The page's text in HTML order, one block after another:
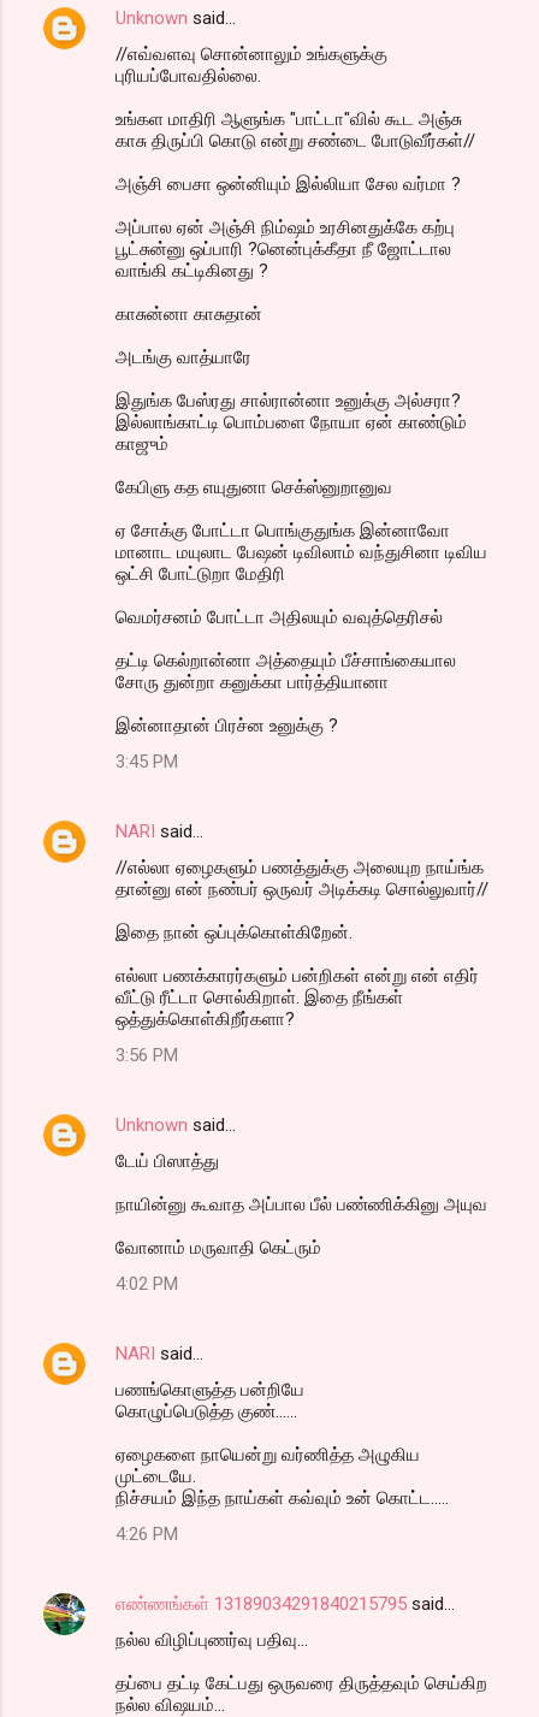
Unknown said…
//எவ்வளவு சொன்னாலும் உங்களுக்கு
புரியப்போவதில்லை.
உங்கள மாதிரி ஆளுங்க "பாட்டா"வில் கூட அஞ்சு
காசு திருப்பி கொடு என்று சண்டை போடுவீர்கள்//
அஞ்சி பைசா ஒன்னியும் இல்லியா சேல வர்மா ?
அப்பால ஏன் அஞ்சி நிம்ஷம் உரசினதுக்கே கற்பு
பூட்சுன்னு ஒப்பாரி ?னென்புக்கீதா நீ ஜோட்டால
வாங்கி கட்டிகினது ?
காசுன்னா காசுதான்
அடங்கு வாத்யாரே
இதுங்க பேஸ்ரது சால்ரான்னா உனுக்கு அல்சரா?
இல்லாங்காட்டி பொம்பளை நோயா ஏன் காண்டும்
காஜும்
கேபிளு கத எயுதுனா செக்ஸ்னுறானுவ
ஏ சோக்கு போட்டா பொங்குதுங்க இன்னாவோ
மானாட மயுலாட பேஷன் டிவிலாம் வந்துசினா டிவிய
ஒட்சி போட்டுறா மேதிரி
வெமர்சனம் போட்டா அதிலயும் வவுத்தெரிசல்
தட்டி கெல்றான்னா அத்தையும் பீச்சாங்கையால
சோரு துன்றா கனுக்கா பார்த்தியானா
இன்னாதான் பிரச்ன உனுக்கு ?
3:45 PM
NARI said…
//எல்லா ஏழைகளும் பணத்துக்கு அலையுற நாய்ங்க
தான்னு என் நண்பர் ஒருவர் அடிக்கடி சொல்லுவார்//
இதை நான் ஒப்புக்கொள்கிறேன்.
எல்லா பணக்காரர்களும் பன்றிகள் என்று என் எதிர்
வீட்டு ரீட்டா சொல்கிறாள். இதை நீங்கள்
ஒத்துக்கொள்கிறீர்களா?
3:56 PM
Unknown said…
டேய் பிஸாத்து
நாயின்னு கூவாத அப்பால பீல் பண்ணிக்கினு அயுவ
வோனாம் மருவாதி கெட்ரும்
4:02 PM
NARI said…
பணங்கொளுத்த பன்றியே
கொழுப்பெடுத்த குண்......
ஏழைகளை நாயென்று வர்ணித்த அழுகிய
முட்டையே.
நிச்சயம் இந்த நாய்கள் கவ்வும் உன் கொட்ட.....
4:26 PM
எண்ணங்கள் 13189034291840215795 said…
நல்ல விழிப்புணர்வு பதிவு...
தப்பை தட்டி கேட்பது ஒருவரை திருத்தவும் செய்கிற
நல்ல விஷயம்...